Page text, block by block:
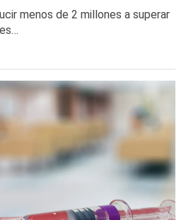
menos de 2 millones a superar